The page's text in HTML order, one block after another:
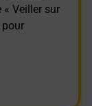
Veiller sur
pour